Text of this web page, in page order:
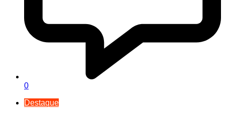
0
Destaque